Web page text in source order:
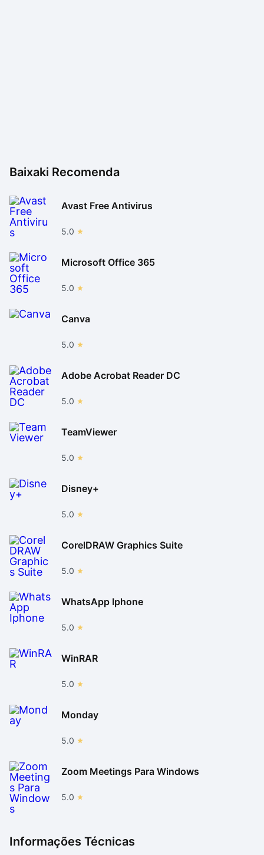
Baixaki Recomenda
Avast Free Antivirus
5.0
Microsoft Office 365
5.0
Canva
5.0
Adobe Acrobat Reader DC
5.0
TeamViewer
5.0
Disney+
5.0
CorelDRAW Graphics Suite
5.0
WhatsApp Iphone
5.0
WinRAR
5.0
Monday
5.0
Zoom Meetings Para Windows
5.0
Informações Técnicas